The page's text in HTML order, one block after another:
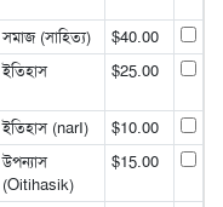
সমাজ (সাহিত্য)
$40.00
ইতিহাস $25.00
ইতিহাস (narI)
$10.00
উপন্যাস
(Oitihasik)
$15.00